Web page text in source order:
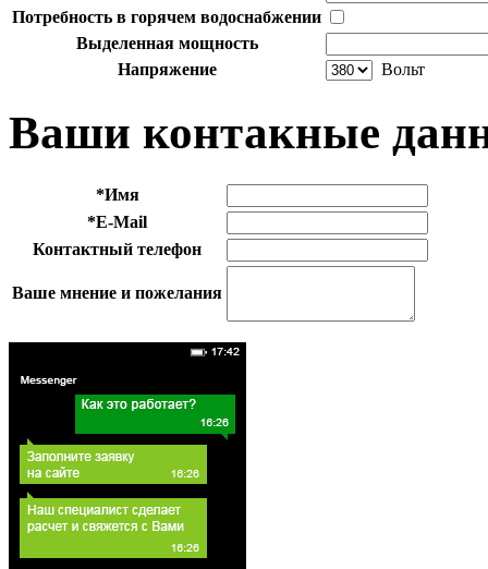
Потребность в горячем водоснабжении
Выделенная мощность
Напряжение
Вольт
Ваши контакные
*Имя
*E-Mail
Контактный телефон
Ваше мнение и пожелания